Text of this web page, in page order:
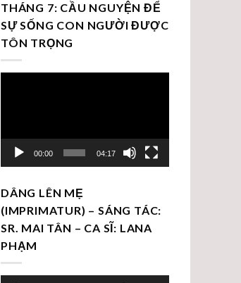
THÁNG 7: CẦU NGUYỆN ĐỂ
SỰ SỐNG CON NGƯỜI ĐƯỢC
TÔN TRỌNG
00:00 04:17
DÂNG LÊN MẸ
(IMPRIMATUR) – SÁNG TÁC:
SR. MAI TÂN – CA SĨ: LANA
PHẠM